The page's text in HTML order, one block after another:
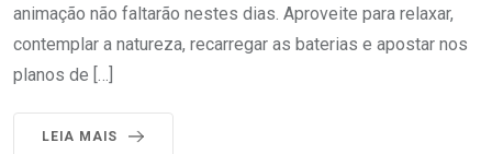
animação não faltarão nestes dias. Aproveite para relaxar,
contemplar a natureza, recarregar as baterias e apostar nos
planos de […]
LEIA MAIS